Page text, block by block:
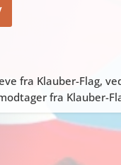
fra Klauber-Flag,
fra Klauber-